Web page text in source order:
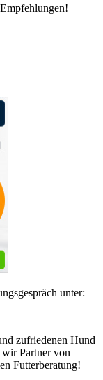
unter:
zufriedenen Hund
Partner von
Futterberatung!